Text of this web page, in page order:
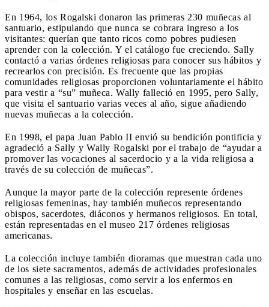
En 1964, los Rogalski donaron las primeras 230 muñecas al
santuario, estipulando que nunca se cobrara ingreso a los
visitantes: querían que tanto ricos como pobres pudiesen
aprender con la colección. Y el catálogo fue creciendo. Sally
contactó a varias órdenes religiosas para conocer sus hábitos y
recrearlos con precisión. Es frecuente que las propias
comunidades religiosas proporcionen voluntariamente el hábito
para vestir a “su” muñeca. Wally falleció en 1995, pero Sally,
que visita el santuario varias veces al año, sigue añadiendo
nuevas muñecas a la colección.
En 1998, el papa Juan Pablo II envió su bendición pontificia y
agradeció a Sally y Wally Rogalski por el trabajo de “ayudar a
promover las vocaciones al sacerdocio y a la vida religiosa a
través de su colección de muñecas”.
Aunque la mayor parte de la colección represente órdenes
religiosas femeninas, hay también muñecos representando
obispos, sacerdotes, diáconos y hermanos religiosos. En total,
están representadas en el museo 217 órdenes religiosas
americanas.
La colección incluye también dioramas que muestran cada uno
de los siete sacramentos, además de actividades profesionales
comunes a las religiosas, como servir a los enfermos en
hospitales y enseñar en las escuelas.